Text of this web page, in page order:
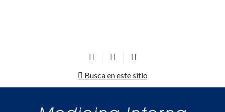
Busca en este sitio